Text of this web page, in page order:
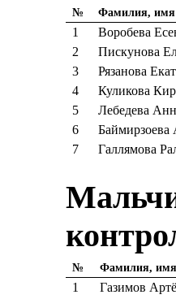
№ Фамилия, имя
1 Воробева
2
Пискунова
3
Рязанова
4
Куликова
5
Лебедева
6
7
Галлямова
№ Фамилия, имя
1 Газимов